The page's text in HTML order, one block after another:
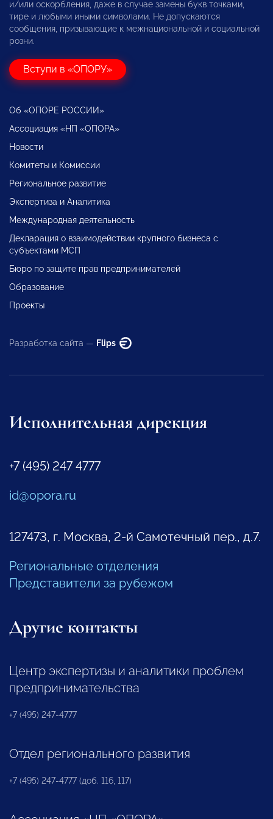
и/или оскорбления, даже в случае замены букв точками,
тире и любыми иными символами. Не допускаются
сообщения, призывающие к межнациональной и социальной
розни.
Вступи в «ОПОРУ»
Об «ОПОРЕ РОССИИ»
Ассоциация «НП «ОПОРА»
Новости
Комитеты и Комиссии
Региональное развитие
Экспертиза и Аналитика
Международная деятельность
Декларация о взаимодействии крупного бизнеса с
субъектами МСП
Бюро по защите прав предпринимателей
Образование
Проекты
Разработка сайта — Flips
Исполнительная дирекция
+7 (495) 247 4777
id@opora.ru
127473, г. Москва, 2-й Самотечный пер., д.7.
Региональные отделения
Представители за рубежом
Другие контакты
Центр экспертизы и аналитики проблем
предпринимательства
+7 (495) 247-4777
Отдел регионального развития
+7 (495) 247-4777 (доб. 116, 117)